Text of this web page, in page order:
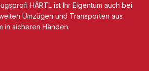
HÄRTL ist Ihr Eigentum auch bei
Umzügen und Transporten aus
in sicheren Händen.